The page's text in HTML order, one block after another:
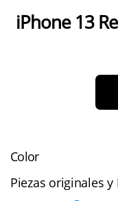
iPhone 13
Color
Piezas originales y